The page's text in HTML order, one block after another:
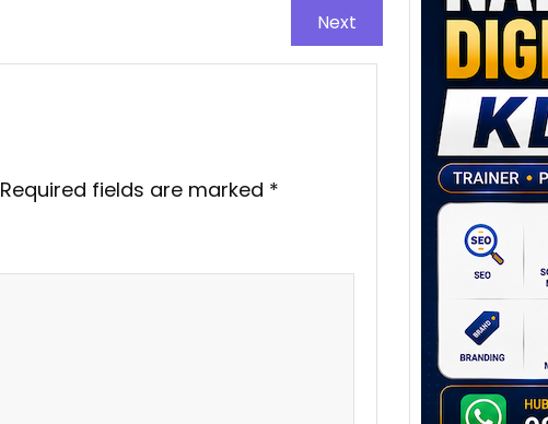
Next
Required fields are marked *
Lokal